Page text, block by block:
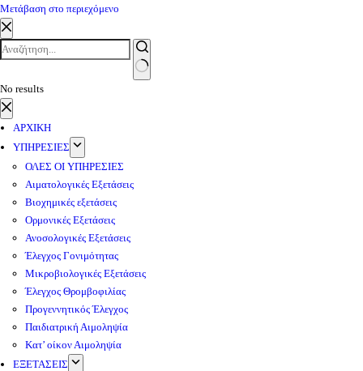
Μετάβαση στο περιεχόμενο
No results
ΑΡΧΙΚΗ
ΥΠΗΡΕΣΙΕΣ
ΟΛΕΣ ΟΙ ΥΠΗΡΕΣΙΕΣ
Αιματολογικές Εξετάσεις
Βιοχημικές εξετάσεις
Ορμονικές Εξετάσεις
Ανοσολογικές Εξετάσεις
Έλεγχος Γονιμότητας
Μικροβιολογικές Εξετάσεις
Έλεγχος Θρομβοφιλίας
Προγεννητικός Έλεγχος
Παιδιατρική Αιμοληψία
Κατ’ οίκον Αιμοληψία
ΕΞΕΤΑΣΕΙΣ